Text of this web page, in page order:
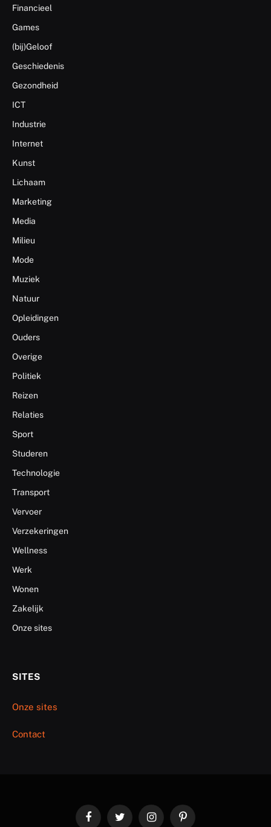
Financieel
Games
(bij)Geloof
Geschiedenis
Gezondheid
ICT
Industrie
Internet
Kunst
Lichaam
Marketing
Media
Milieu
Mode
Muziek
Natuur
Opleidingen
Ouders
Overige
Politiek
Reizen
Relaties
Sport
Studeren
Technologie
Transport
Vervoer
Verzekeringen
Wellness
Werk
Wonen
Zakelijk
Onze sites
SITES
Onze sites
Contact
FacebookTwitter InstagramPinterest